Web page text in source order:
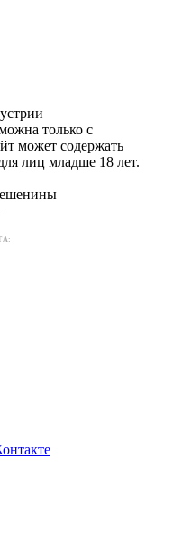
только с
может содержать
лиц младше 18 лет.